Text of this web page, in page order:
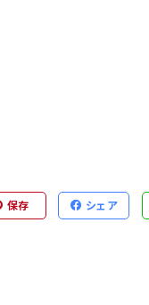
保存 シェア